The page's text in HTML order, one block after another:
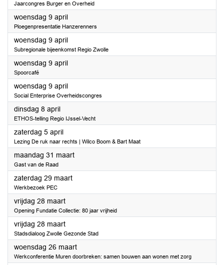
Jaarcongres Burger en Overheid
woensdag 9 april2025
Ploegenpresentatie Hanzerenners
woensdag 9 april2025
Subregionale bijeenkomst Regio Zwolle
woensdag 9 april2025
Spoorcafé
woensdag 9 april2025
Social Enterprise Overheidscongres
dinsdag 8 april2025
ETHOS-telling Regio IJssel-Vecht
zaterdag 5 april2025
Lezing De ruk naar rechts | Wilco Boom & Bart Maat
maandag 31 maart2025
Gast van de Raad
zaterdag 29 maart2025
Werkbezoek PEC
vrijdag 28 maart2025
Opening Fundatie Collectie: 80 jaar vrijheid
vrijdag 28 maart2025
Stadsdialoog Zwolle Gezonde Stad
woensdag 26 maart2025
Werkconferentie Muren doorbreken: samen bouwen aan wonen met zorg